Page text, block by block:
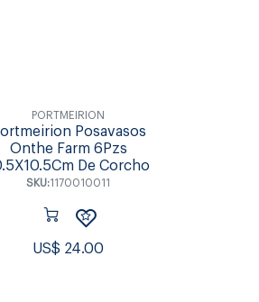
PORTMEIRION
Posavasos
Onthe Farm 6Pzs
De Corcho
SKU:1170010011
US$ 24.00